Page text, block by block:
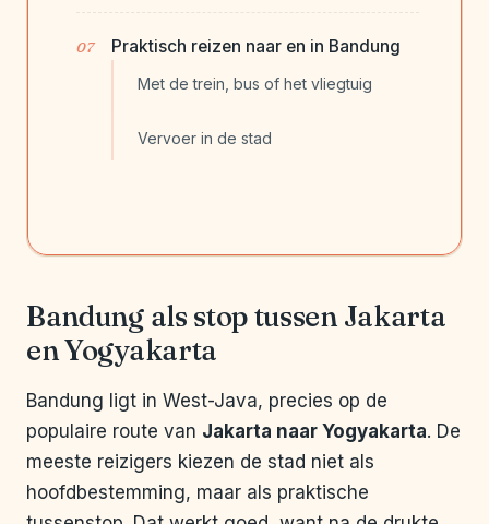
Praktisch reizen naar en in Bandung
Met de trein, bus of het vliegtuig
Vervoer in de stad
Bandung als stop tussen Jakarta
en Yogyakarta
Bandung ligt in West-Java, precies op de
populaire route van Jakarta naar Yogyakarta. De
meeste reizigers kiezen de stad niet als
hoofdbestemming, maar als praktische